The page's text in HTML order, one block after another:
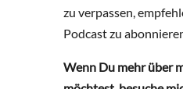
zu verpassen,
Podcast zu
Wenn Du mehr über